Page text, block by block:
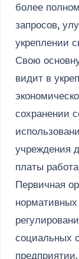
более
запросов,
укреплении
Свою
видит в
сохранении
учреждения
платы
Первичная
социальных
предприятии.